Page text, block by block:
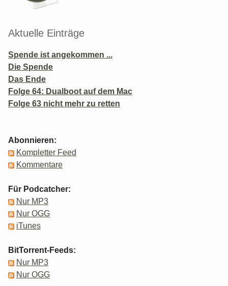
Aktuelle Einträge
Spende ist angekommen ...
Die Spende
Das Ende
Folge 64: Dualboot auf dem Mac
Folge 63 nicht mehr zu retten
Abonnieren:
Kompletter Feed
Kommentare
Für Podcatcher:
Nur MP3
Nur OGG
iTunes
BitTorrent-Feeds:
Nur MP3
Nur OGG